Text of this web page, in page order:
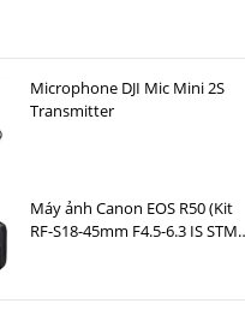
Microphone DJI Mic Mini 2S
Transmitter
Máy ảnh Canon EOS R50 (Kit
RF-S18-45mm F4.5-6.3 IS STM